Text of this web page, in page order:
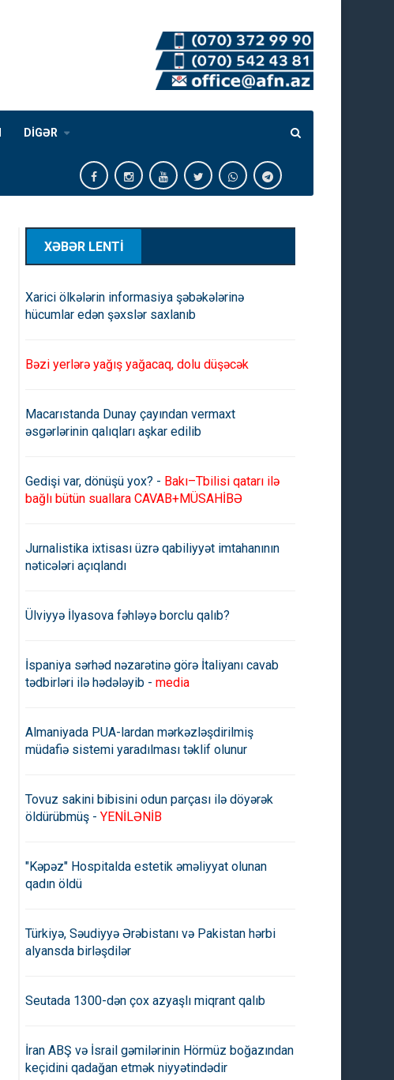
DİGƏR
XƏBƏR LENTİ
Xarici ölkələrin informasiya şəbəkələrinə
hücumlar edən şəxslər saxlanıb
Bəzi yerlərə yağış yağacaq, dolu düşəcək
Macarıstanda Dunay çayından vermaxt
əsgərlərinin qalıqları aşkar edilib
Gedişi var, dönüşü yox? - Bakı–Tbilisi qatarı ilə
bağlı bütün suallara CAVAB+MÜSAHİBƏ
Jurnalistika ixtisası üzrə qabiliyyət imtahanının
nəticələri açıqlandı
Ülviyyə İlyasova fəhləyə borclu qalıb?
İspaniya sərhəd nəzarətinə görə İtaliyanı cavab
tədbirləri ilə hədələyib - media
Almaniyada PUA-lardan mərkəzləşdirilmiş
müdafiə sistemi yaradılması təklif olunur
Tovuz sakini bibisini odun parçası ilə döyərək
öldürübmüş - YENİLƏNİB
"Kəpəz" Hospitalda estetik əməliyyat olunan
qadın öldü
Türkiyə, Səudiyyə Ərəbistanı və Pakistan hərbi
alyansda birləşdilər
Seutada 1300-dən çox azyaşlı miqrant qalıb
İran ABŞ və İsrail gəmilərinin Hörmüz boğazından
keçidini qadağan etmək niyyətindədir